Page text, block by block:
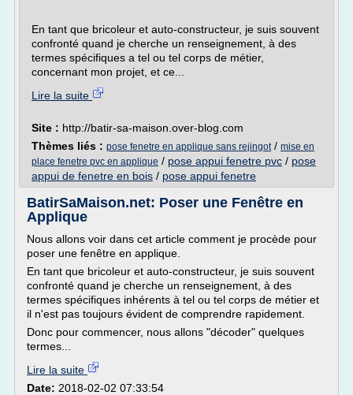
En tant que bricoleur et auto-constructeur, je suis souvent
confronté quand je cherche un renseignement, à des
termes spécifiques a tel ou tel corps de métier,
concernant mon projet, et ce...
Lire la suite
Site : http://batir-sa-maison.over-blog.com
Thèmes liés : pose fenetre en applique sans rejingot/ mise en
place fenetre pvc en applique / pose appui fenetre pvc / pose
appui de fenetre en bois / pose appui fenetre
BatirSaMaison.net: Poser une Fenêtre en
Applique
Nous allons voir dans cet article comment je procède pour
poser une fenêtre en applique.
En tant que bricoleur et auto-constructeur, je suis souvent
confronté quand je cherche un renseignement, à des
termes spécifiques inhérents à tel ou tel corps de métier et
il n'est pas toujours évident de comprendre rapidement.
Donc pour commencer, nous allons "décoder" quelques
termes...
Lire la suite
Date: 2018-02-02 07:33:54